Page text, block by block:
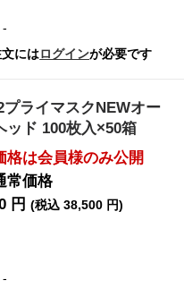
-
にはログインが必要です
プライマスクNEWオー
ッド 100枚入×50箱
格は会員様のみ公開
常価格
円(税込 38,500 円)
-